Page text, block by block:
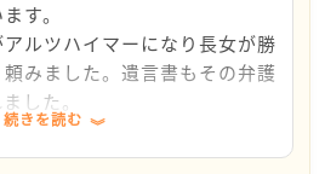
手続きの件で弁護士を雇うつ
て、「バカな私は仕事を失
いる」と最初のご相談でご自
書きです。戦うお気持ちや根
私には思えます。
す。
ルツハイマーになり長女が勝
みました。遺言書もその弁護
した。
ってばかりいるのですが…や
続きを読む